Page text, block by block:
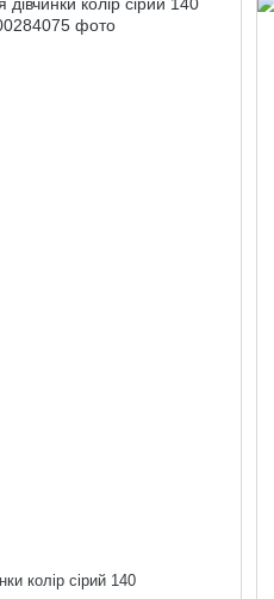
колір сірий 140